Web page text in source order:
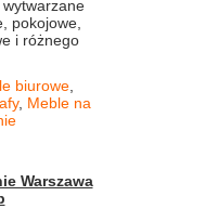
pokojowe,
i różnego
biurowe,
, Meble na
Warszawa